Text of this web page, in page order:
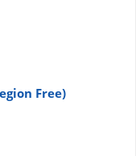
Free)